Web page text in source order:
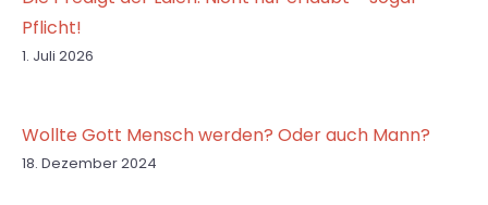
Pflicht!
1. Juli 2026
Wollte Gott Mensch werden? Oder auch Mann?
18. Dezember 2024